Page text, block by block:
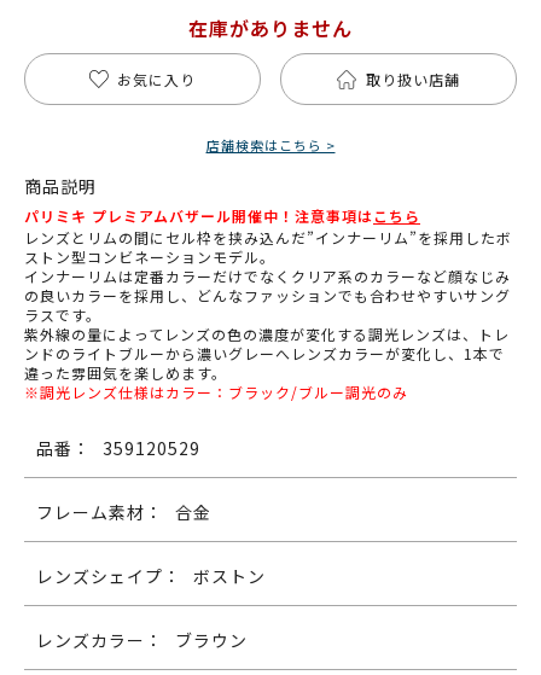
在庫がありません
お気に入り 取り扱い店舗
店舗検索はこちら >
商品説明
パリミキ プレミアムバザール開催中！注意事項はこちら
レンズとリムの間にセル枠を挟み込んだ”インナーリム”を採用したボ
ストン型コンビネーションモデル。
インナーリムは定番カラーだけでなくクリア系のカラーなど顔なじみ
の良いカラーを採用し、どんなファッションでも合わせやすいサング
ラスです。
紫外線の量によってレンズの色の濃度が変化する調光レンズは、トレ
ンドのライトブルーから濃いグレーへレンズカラーが変化し、1本で
違った雰囲気を楽しめます。
※調光レンズ仕様はカラー：ブラック/ブルー調光のみ
品番： 359120529
フレーム素材： 合金
レンズシェイプ： ボストン
レンズカラー： ブラウン